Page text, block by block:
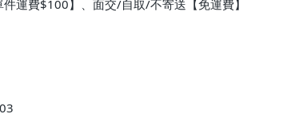
運費$100】、面交/自取/不寄送【免運費】